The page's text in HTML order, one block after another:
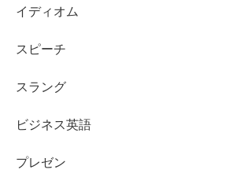
イディオム
スピーチ
スラング
ビジネス英語
プレゼン